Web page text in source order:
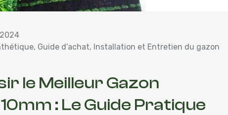
, Guide d’achat, Installation et Entretien du gazon
le Meilleur Gazon
: Le Guide Pratique